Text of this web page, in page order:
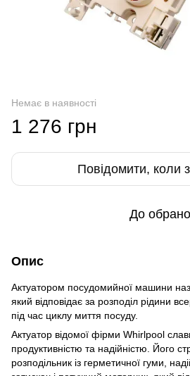
Немає в наявності
1 276 грн
Повідомити, коли
До
Опис
Актуатором посудомийної машини
який відповідає за розподіл рідини
під час циклу миття посуду.
Актуатор відомої фірми Whirlpool
продуктивністю та надійністю. Його
розподільник із герметичної гуми,